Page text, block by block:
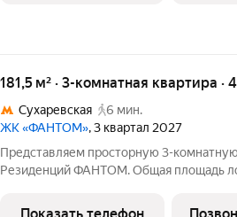
181,5 м² · 3-комнатная квартира ·
Сухаревская
6 мин.
ЖК «ФАНТОМ», 3 квартал 2027
Представляем просторную 3-
Резиденций ФАНТОМ. Общая площадь
кухню-гостиную и гостевой санузел. В